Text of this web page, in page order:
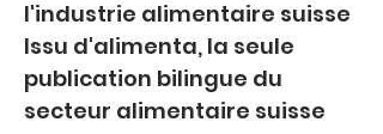
l'industrie alimentaire suisse
Issu d'alimenta, la seule
publication bilingue du
secteur alimentaire suisse